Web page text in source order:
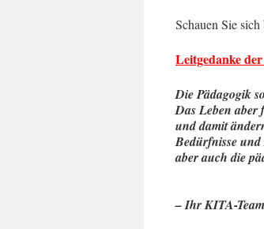
Schauen Sie
Leitgedanke
Die Pädagogik
Das Leben aber
und damit
Bedürfnisse
aber auch die
–
– Ihr KITA-